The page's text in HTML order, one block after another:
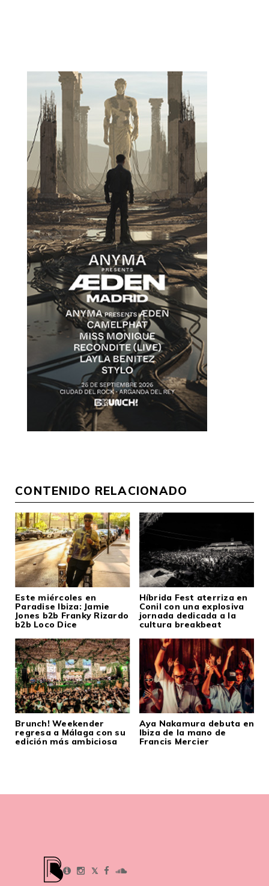
CONTENIDO RELACIONADO
Este miércoles en
Paradise Ibiza: Jamie
Jones b2b Franky Rizardo
b2b Loco Dice
Híbrida Fest aterriza en
Conil con una explosiva
jornada dedicada a la
cultura breakbeat
Brunch! Weekender
regresa a Málaga con su
edición más ambiciosa
Aya Nakamura debuta en
Ibiza de la mano de
Francis Mercier
𝕏